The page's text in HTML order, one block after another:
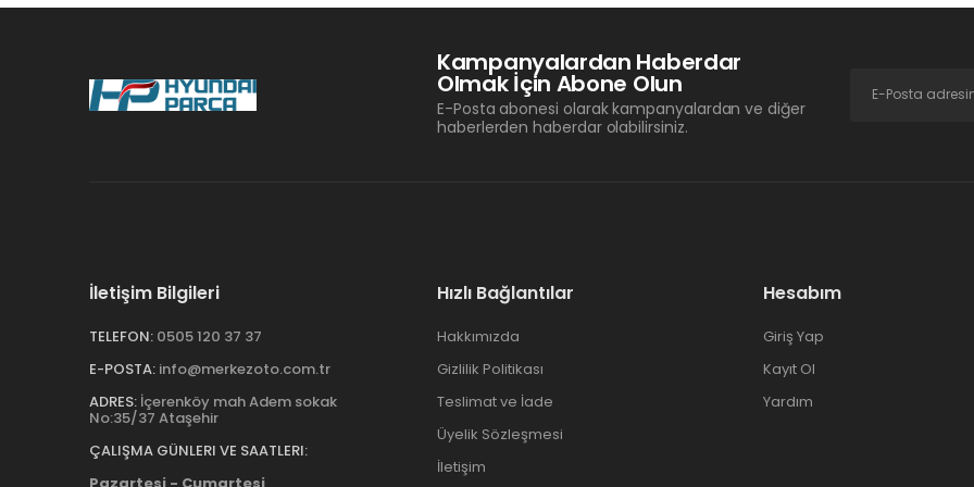
Kampanyalardan Haberdar
Olmak İçin Abone Olun
E-Posta abonesi olarak kampanyalardan ve diğer
haberlerden haberdar olabilirsiniz.
İletişim Bilgileri
TELEFON: 0505 120 37 37
E-POSTA: info@merkezoto.com.tr
ADRES: İçerenköy mah Adem sokak
No:35/37 Ataşehir
ÇALIŞMA GÜNLERI VE SAATLERI:
Hızlı Bağlantılar
Hakkımızda
Gizlilik Politikası
Teslimat ve İade
Üyelik Sözleşmesi
İletişim
Hesabım
Giriş Yap
Kayıt Ol
Yardım